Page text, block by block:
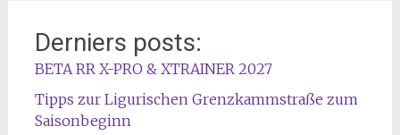
Derniers posts:
BETA RR X-PRO & XTRAINER 2027
Tipps zur Ligurischen Grenzkammstraße zum
Saisonbeginn